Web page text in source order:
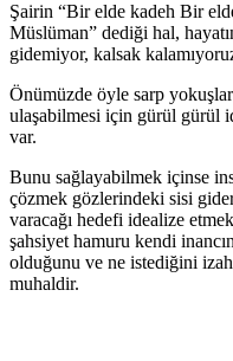
Şairin “Bir elde kadeh Bir
Müslüman” dediği hal,
gidemiyor, kalsak
Önümüzde öyle sarp
ulaşabilmesi için gürül gürül
var.
Bunu sağlayabilmek içinse
çözmek gözlerindeki sisi
varacağı hedefi idealize
şahsiyet hamuru kendi
olduğunu ve ne istediğini
muhaldir.